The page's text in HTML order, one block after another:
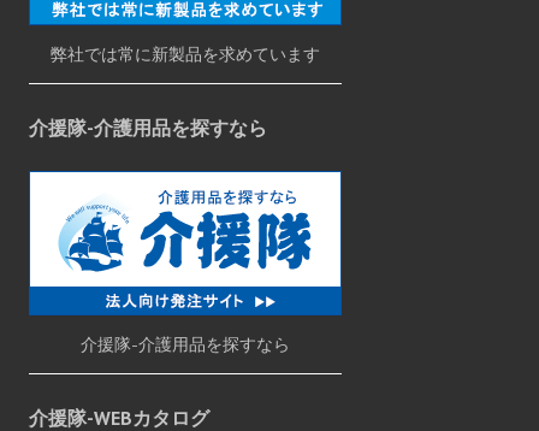
弊社では常に新製品を求めています
介援隊-介護用品を探すなら
介援隊-介護用品を探すなら
介援隊-WEBカタログ